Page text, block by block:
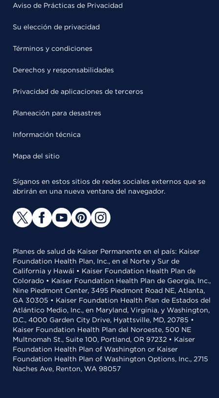
Aviso de Prácticas de Privacidad
Su elección de privacidad
Términos y condiciones
Derechos y responsabilidades
Privacidad de aplicaciones de terceros
Planeación para desastres
Información técnica
Mapa del sitio
Síganos en estos sitios de redes sociales externos que se
abrirán en una nueva ventana del navegador.
Planes de salud de Kaiser Permanente en el país: Kaiser
Foundation Health Plan, Inc., en el Norte y Sur de
California y Hawái • Kaiser Foundation Health Plan de
Colorado • Kaiser Foundation Health Plan de Georgia, Inc.,
Nine Piedmont Center, 3495 Piedmont Road NE, Atlanta,
GA 30305 • Kaiser Foundation Health Plan de Estados del
Atlántico Medio, Inc., en Maryland, Virginia, y Washington,
D.C., 4000 Garden City Drive, Hyattsville, MD, 20785 •
Kaiser Foundation Health Plan del Noroeste, 500 NE
Multnomah St., Suite 100, Portland, OR 97232 • Kaiser
Foundation Health Plan of Washington or Kaiser
Foundation Health Plan of Washington Options, Inc., 2715
Naches Ave, Renton, WA 98057